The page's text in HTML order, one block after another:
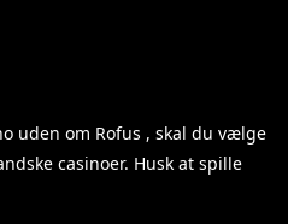
uden om Rofus , skal du vælge
casinoer. Husk at spille